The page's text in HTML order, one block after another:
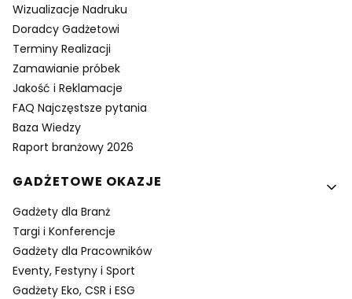
Wizualizacje Nadruku
Doradcy Gadżetowi
Terminy Realizacji
Zamawianie próbek
Jakość i Reklamacje
FAQ Najczęstsze pytania
Baza Wiedzy
Raport branżowy 2026
GADŻETOWE OKAZJE
Gadżety dla Branż
Targi i Konferencje
Gadżety dla Pracowników
Eventy, Festyny i Sport
Gadżety Eko, CSR i ESG